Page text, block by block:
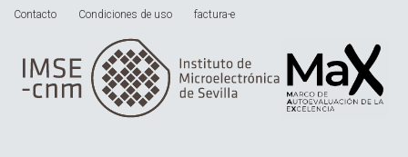
Contacto Condiciones de uso factura-e